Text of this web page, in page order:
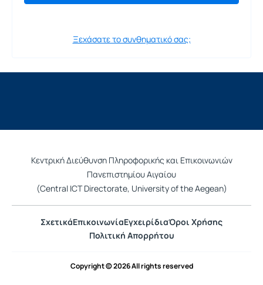
Ξεχάσατε το συνθηματικό σας;
Κεντρική Διεύθυνση Πληροφορικής και Επικοινωνιών
Πανεπιστημίου Αιγαίου
(Central ICT Directorate, University of the Aegean)
ΣχετικάΕπικοινωνίαΕγχειρίδιαΌροι Χρήσης
Πολιτική Απορρήτου
Copyright © 2026 All rights reserved